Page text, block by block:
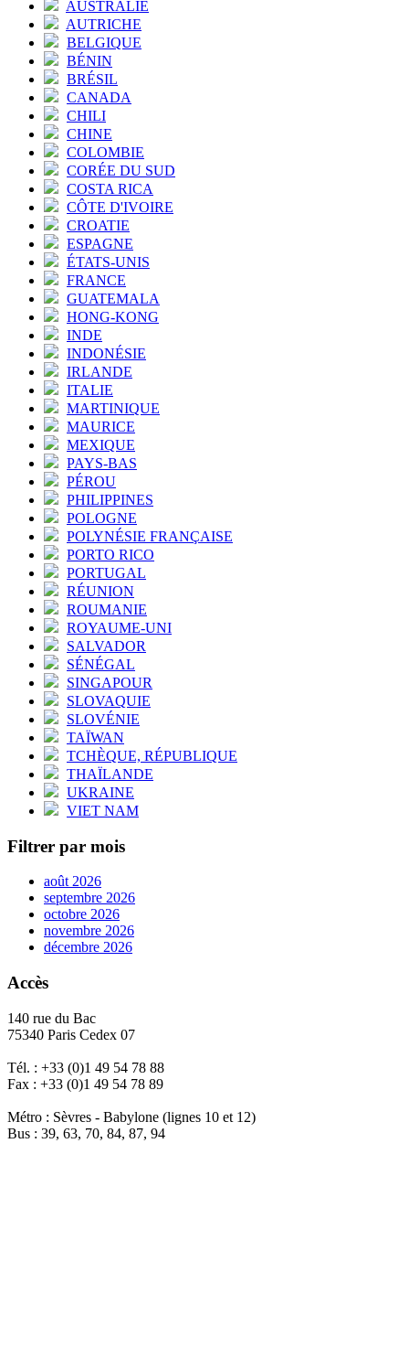
AUSTRALIE
AUTRICHE
BELGIQUE
BÉNIN
BRÉSIL
CANADA
CHILI
CHINE
COLOMBIE
CORÉE DU SUD
COSTA RICA
CÔTE D'IVOIRE
CROATIE
ESPAGNE
ÉTATS-UNIS
FRANCE
GUATEMALA
HONG-KONG
INDE
INDONÉSIE
IRLANDE
ITALIE
MARTINIQUE
MAURICE
MEXIQUE
PAYS-BAS
PÉROU
PHILIPPINES
POLOGNE
POLYNÉSIE FRANÇAISE
PORTO RICO
PORTUGAL
RÉUNION
ROUMANIE
ROYAUME-UNI
SALVADOR
SÉNÉGAL
SINGAPOUR
SLOVAQUIE
SLOVÉNIE
TAÏWAN
TCHÈQUE, RÉPUBLIQUE
THAÏLANDE
UKRAINE
VIET NAM
Filtrer par mois
août 2026
septembre 2026
octobre 2026
novembre 2026
décembre 2026
Accès
140 rue du Bac
75340 Paris Cedex 07
Tél. : +33 (0)1 49 54 78 88
Fax : +33 (0)1 49 54 78 89
Métro : Sèvres - Babylone (lignes 10 et 12)
Bus : 39, 63, 70, 84, 87, 94